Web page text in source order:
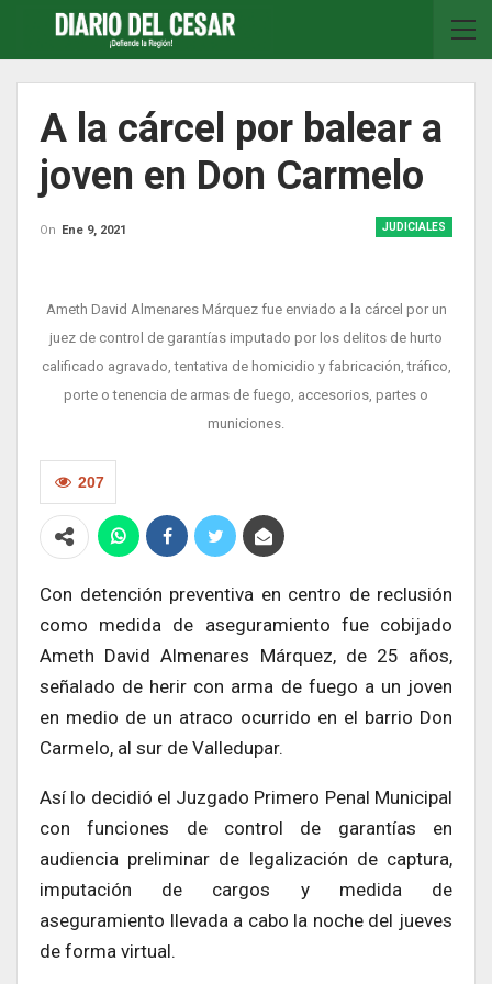
A la cárcel por balear a
joven en Don Carmelo
JUDICIALES
On Ene 9, 2021
Ameth David Almenares Márquez fue enviado a la cárcel por un
juez de control de garantías imputado por los delitos de hurto
calificado agravado, tentativa de homicidio y fabricación, tráfico,
porte o tenencia de armas de fuego, accesorios, partes o
municiones.
207
Con detención preventiva en centro de reclusión
como medida de aseguramiento fue cobijado
Ameth David Almenares Márquez, de 25 años,
señalado de herir con arma de fuego a un joven
en medio de un atraco ocurrido en el barrio Don
Carmelo, al sur de Valledupar.
Así lo decidió el Juzgado Primero Penal Municipal
con funciones de control de garantías en
audiencia preliminar de legalización de captura,
imputación de cargos y medida de
aseguramiento llevada a cabo la noche del jueves
de forma virtual.